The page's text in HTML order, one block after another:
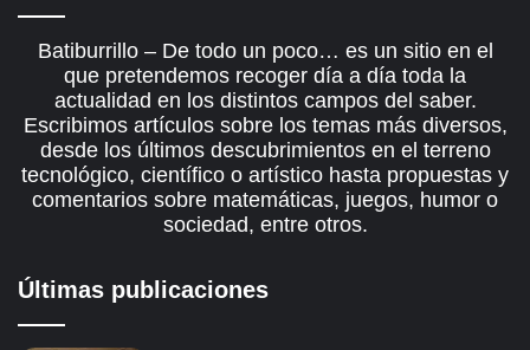
Batiburrillo – De todo un poco… es un sitio en el
que pretendemos recoger día a día toda la
actualidad en los distintos campos del saber.
Escribimos artículos sobre los temas más diversos,
desde los últimos descubrimientos en el terreno
tecnológico, científico o artístico hasta propuestas y
comentarios sobre matemáticas, juegos, humor o
sociedad, entre otros.
Últimas publicaciones